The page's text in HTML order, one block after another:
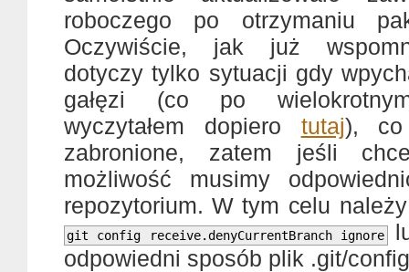
roboczego po otrzymaniu
Oczywiście, jak już
dotyczy tylko sytuacji gdy
gałęzi (co po
wyczytałem dopiero tutaj), co
zabronione, zatem jeśli
możliwość musimy
repozytorium. W tym celu
git config receive.denyCurrentBranch ignore
odpowiedni sposób plik .git/